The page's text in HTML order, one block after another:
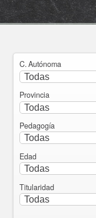
C. Autónoma
Provincia
Pedagogía
Edad
Titularidad